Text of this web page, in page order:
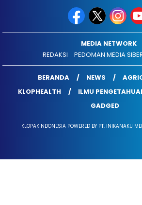
MEDIA NETWORK
REDAKSI
PEDOMAN MEDIA
BERANDA NEWS
KLOPHEALTH
ILMU
GADGED
KLOPAKINDONESIA POWERED BY PT. INIKANAKU